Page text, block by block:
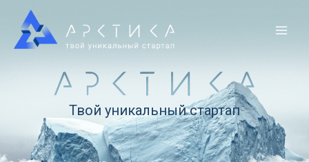
Твой уникальный стартап